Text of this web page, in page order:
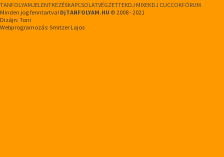
TANFOLYAMJELENTKEZÉSKAPCSOLATVÉGZETTEKDJ MIXEKDJ CUCCOKFÓRUM
Minden jog fenntartva! DjTANFOLYAM.HU © 2008 - 2021
Dizájn: Toni
Webprogramozás: Smitzer Lajos